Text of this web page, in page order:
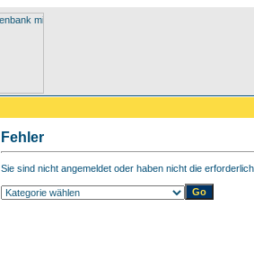
Fehler
Sie sind nicht angemeldet oder haben nicht die